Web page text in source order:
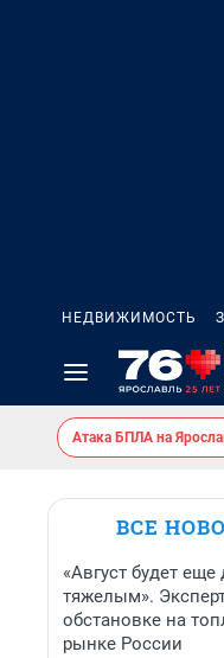
НЕДВИЖИМОСТЬ
Атака БПЛА на
ВСЕ
«Август будет
тяжелым».
обстановке на
рынке России